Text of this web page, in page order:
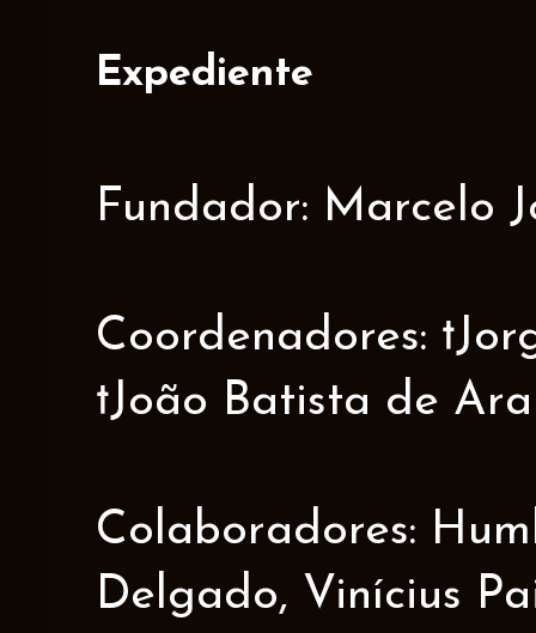
Expediente
Fundador: Marcelo
Coordenadores:
†João Batista de
Colaboradores:
Delgado, Vinícius